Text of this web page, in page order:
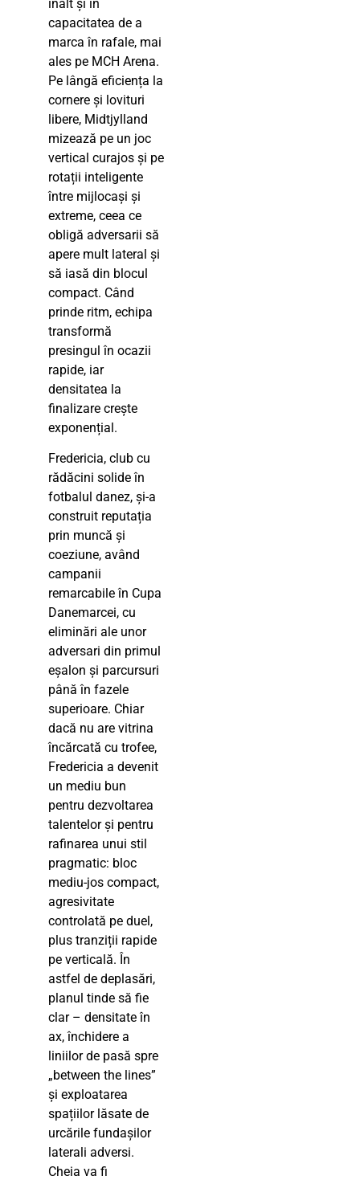
înalt și în
capacitatea de a
marca în rafale, mai
ales pe MCH Arena.
Pe lângă eficiența la
cornere și lovituri
libere, Midtjylland
mizează pe un joc
vertical curajos și pe
rotații inteligente
între mijlocași și
extreme, ceea ce
obligă adversarii să
apere mult lateral și
să iasă din blocul
compact. Când
prinde ritm, echipa
transformă
presingul în ocazii
rapide, iar
densitatea la
finalizare crește
exponențial.
Fredericia, club cu
rădăcini solide în
fotbalul danez, și-a
construit reputația
prin muncă și
coeziune, având
campanii
remarcabile în Cupa
Danemarcei, cu
eliminări ale unor
adversari din primul
eșalon și parcursuri
până în fazele
superioare. Chiar
dacă nu are vitrina
încărcată cu trofee,
Fredericia a devenit
un mediu bun
pentru dezvoltarea
talentelor și pentru
rafinarea unui stil
pragmatic: bloc
mediu-jos compact,
agresivitate
controlată pe duel,
plus tranziții rapide
pe verticală. În
astfel de deplasări,
planul tinde să fie
clar – densitate în
ax, închidere a
liniilor de pasă spre
„between the lines”
și exploatarea
spațiilor lăsate de
urcările fundașilor
laterali adversi.
Cheia va fi